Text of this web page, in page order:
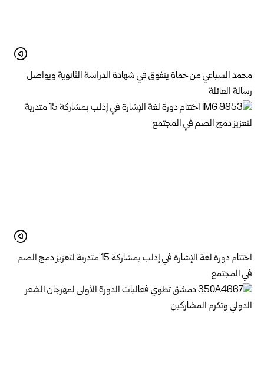
محمد السباعي من حماة يتفوق في شهادة الدراسة الثانوية ويواصل
رسالة العائلة
اختتام دورة لغة الإشارة في إدلب بمشاركة 15 متدربة لتعزيز دمج الصم
في المجتمع